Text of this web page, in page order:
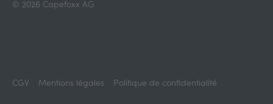
© 2026 Capefoxx AG
CGV Mentions légales Politique de confidentialité